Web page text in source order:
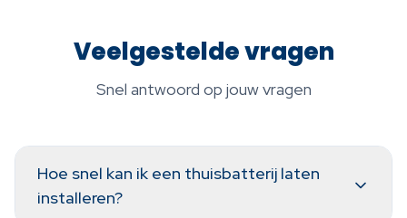
Veelgestelde vragen
Snel antwoord op jouw vragen
Hoe snel kan ik een thuisbatterij laten
installeren?